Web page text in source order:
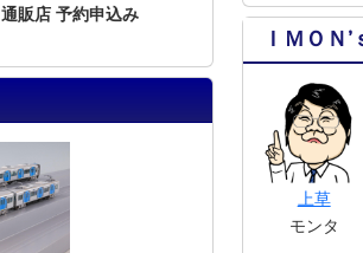
ＩＭＯＮ
上草
モンタ
通販店 予約申込み